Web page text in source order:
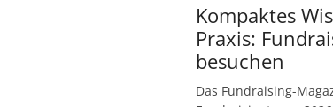
Kompaktes
Praxis:
besuchen
Das Fundraising-